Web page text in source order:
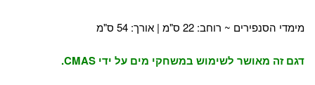
מימדי הסנפירים ~ רוחב: 22 ס"מ | אורך: 54 ס"מ
דגם זה מאושר לשימוש במשחקי מים על ידי CMAS.